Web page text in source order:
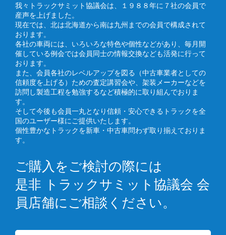
我々トラックサミット協議会は、１９８８年に７社の会員で
産声を上げました。
現在では、北は北海道から南は九州までの会員で構成されて
おります。
各社の車両には、いろいろな特色や個性などがあり、毎月開
催している例会では会員同士の情報交換なども活発に行って
おります。
また、会員各社のレベルアップを図る（中古車業者としての
信頼度を上げる）ための査定講習会や、架装メーカーなどを
訪問し製造工程を勉強するなど積極的に取り組んでおりま
す。
そして今後も会員一丸となり信頼・安心できるトラックを全
国のユーザー様にご提供いたします。
個性豊かなトラックを新車・中古車問わず取り揃えておりま
す。
ご購入をご検討の際には
是非 トラックサミット協議会 会
員店舗にご相談ください。